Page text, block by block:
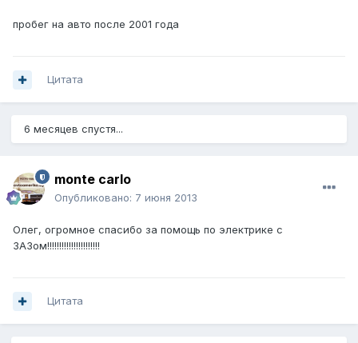
пробег на авто после 2001 года
Цитата
6 месяцев спустя...
monte carlo
Опубликовано: 7 июня 2013
Олег, огромное спасибо за помощь по электрике с
ЗАЗом!!!!!!!!!!!!!!!!!!!!!!
Цитата